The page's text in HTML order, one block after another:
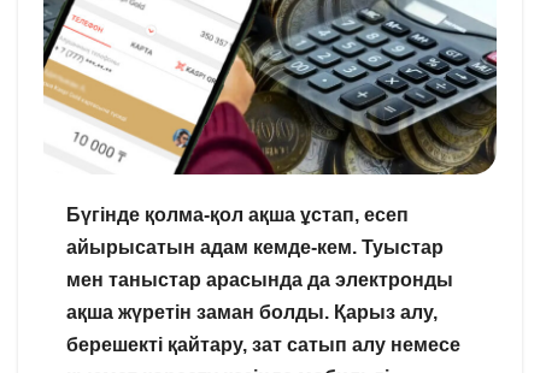
Бүгінде қолма-қол ақша ұстап, есеп
айырысатын адам кемде-кем. Туыстар
мен таныстар арасында да электронды
ақша жүретін заман болды. Қарыз алу,
берешекті қайтару, зат сатып алу немесе